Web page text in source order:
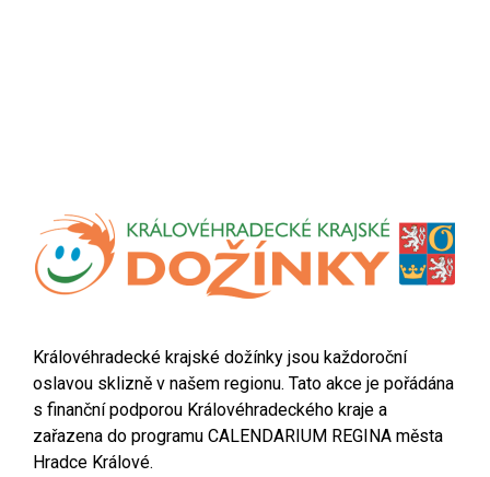
Královéhradecké krajské dožínky jsou každoroční
oslavou sklizně v našem regionu. Tato akce je pořádána
s finanční podporou Královéhradeckého kraje a
zařazena do programu CALENDARIUM REGINA města
Hradce Králové.